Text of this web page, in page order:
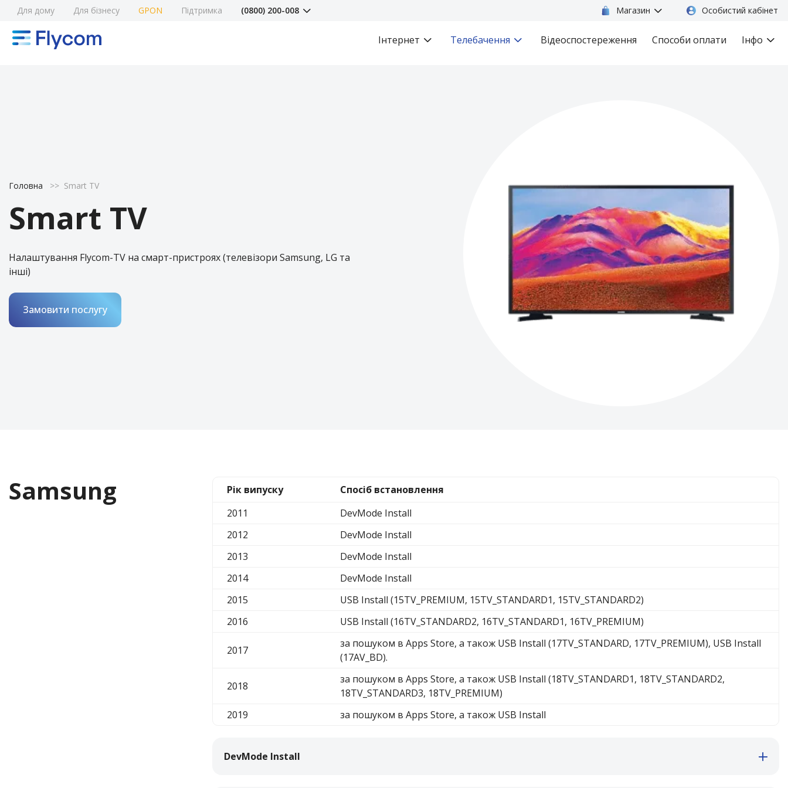
Для дому Для бізнесу GPON Підтримка (0800) 200-008 Магазин Особистий кабінет
Інтернет Телебачення Відеоспостереження Способи оплати Інфо
Головна >> Smart TV
Smart TV
Налаштування Flycom-TV на смарт-пристроях (телевізори Samsung, LG та
інші)
Замовити послугу
Samsung Рік випуску
Спосіб встановлення
2011
DevMode Install
2012
DevMode Install
2013
DevMode Install
2014
DevMode Install
2015
USB Install (15TV_PREMIUM, 15TV_STANDARD1, 15TV_STANDARD2)
2016
USB Install (16TV_STANDARD2, 16TV_STANDARD1, 16TV_PREMIUM)
2017
за пошуком в Apps Store, а також USB Install (17TV_STANDARD, 17TV_PREMIUM), USB Install
(17AV_BD).
2018
за пошуком в Apps Store, а також USB Install (18TV_STANDARD1, 18TV_STANDARD2,
18TV_STANDARD3, 18TV_PREMIUM)
2019
за пошуком в Apps Store, а також USB Install
DevMode Install
Адреса реалізації карток:
м. Біляївка. Магазин “MobiLand”, вул. Леніна, 129
сел. Ілліча(Біляївка). Магазин «Універсам» СПД
Шевченка, вул. Садова, 2а
1-а